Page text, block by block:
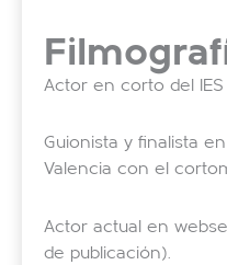
Actor en corto del
Guionista y finalista
Valencia con el
Actor actual en
de publicación).